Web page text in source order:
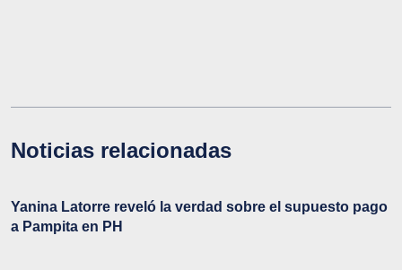
Noticias relacionadas
Yanina Latorre reveló la verdad sobre el supuesto pago
a Pampita en PH